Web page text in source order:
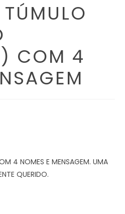
COM 4
4 NOMES E MENSAGEM. UMA
QUERIDO.